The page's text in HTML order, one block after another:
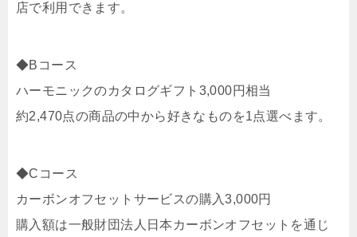
店で利用できます。
◆Bコース
ハーモニックのカタログギフト3,000円相当
約2,470点の商品の中から好きなものを1点選べます。
◆Cコース
カーボンオフセットサービスの購入3,000円
購入額は一般財団法人日本カーボンオフセットを通じ